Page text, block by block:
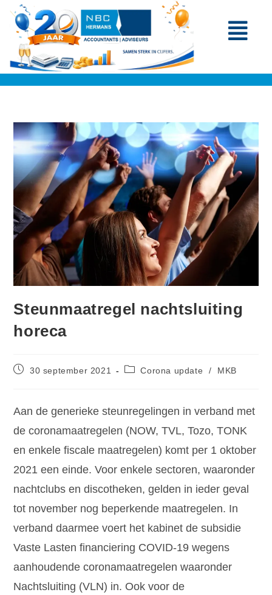
Steunmaatregel nachtsluiting
horeca
30 september 2021 Corona update / MKB
Aan de generieke steunregelingen in verband met
de coronamaatregelen (NOW, TVL, Tozo, TONK
en enkele fiscale maatregelen) komt per 1 oktober
2021 een einde. Voor enkele sectoren, waaronder
nachtclubs en discotheken, gelden in ieder geval
tot november nog beperkende maatregelen. In
verband daarmee voert het kabinet de subsidie
Vaste Lasten financiering COVID-19 wegens
aanhoudende coronamaatregelen waaronder
Nachtsluiting (VLN) in. Ook voor de